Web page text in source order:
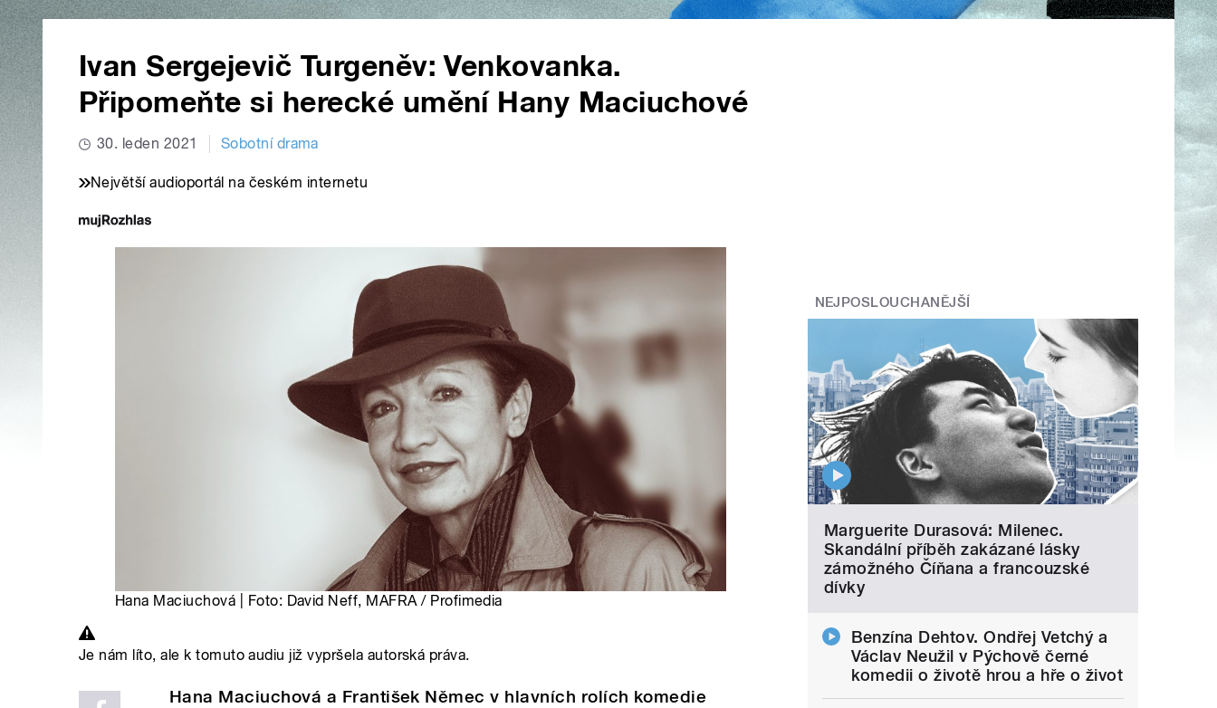
Ivan Sergejevič Turgeněv: Venkovanka.
Připomeňte si herecké umění Hany Maciuchové
30. leden 2021 Sobotní drama
Největší audioportál na českém internetu
Hana Maciuchová | Foto: David Neff, MAFRA / Profimedia
Je nám líto, ale k tomuto audiu již vypršela autorská práva.
Hana Maciuchová a František Němec v hlavních rolích komedie
NEJPOSLOUCHANĚJŠÍ
Marguerite Durasová: Milenec.
Skandální příběh zakázané lásky
zámožného Číňana a francouzské
dívky
Benzína Dehtov. Ondřej Vetchý a
Václav Neužil v Pýchově černé
komedii o životě hrou a hře o život